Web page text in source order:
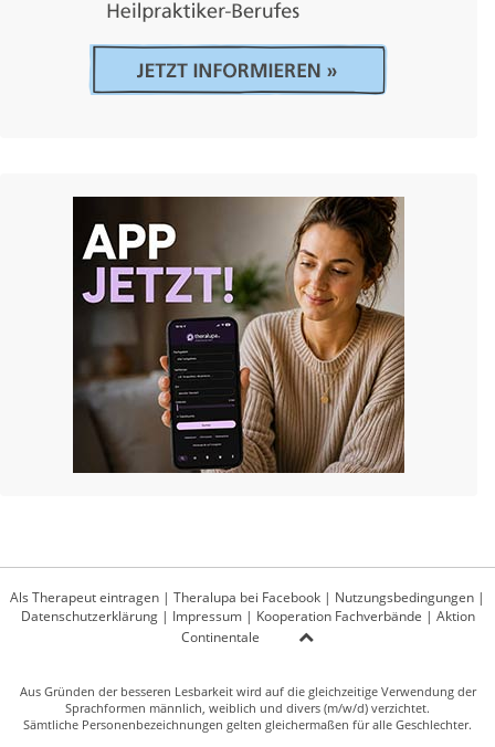
Als Therapeut eintragen | Theralupa bei Facebook | Nutzungsbedingungen |
Datenschutzerklärung| Impressum| Kooperation Fachverbände | Aktion
Continentale
Aus Gründen der besseren Lesbarkeit wird auf die gleichzeitige Verwendung der
Sprachformen männlich, weiblich und divers (m/w/d) verzichtet.
Sämtliche Personenbezeichnungen gelten gleichermaßen für alle Geschlechter.